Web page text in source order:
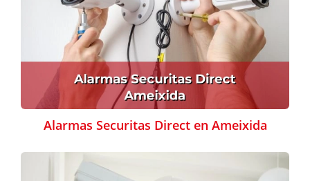
Alarmas Securitas Direct en Ameixida